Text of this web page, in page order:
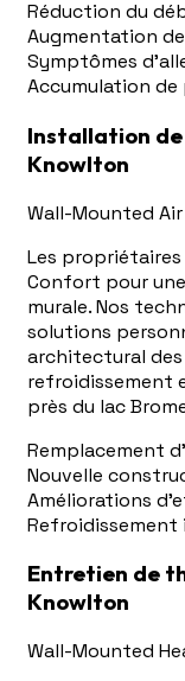
Réduction du
Augmentation
Symptômes
Accumulation de
Installation
Knowlton
Wall-Mounted
Les
Confort pour
murale. Nos
solutions
architectural
refroidissement
près du lac
Remplacement
Nouvelle
Améliorations
Refroidissement
Entretien de
Knowlton
Wall-Mounted